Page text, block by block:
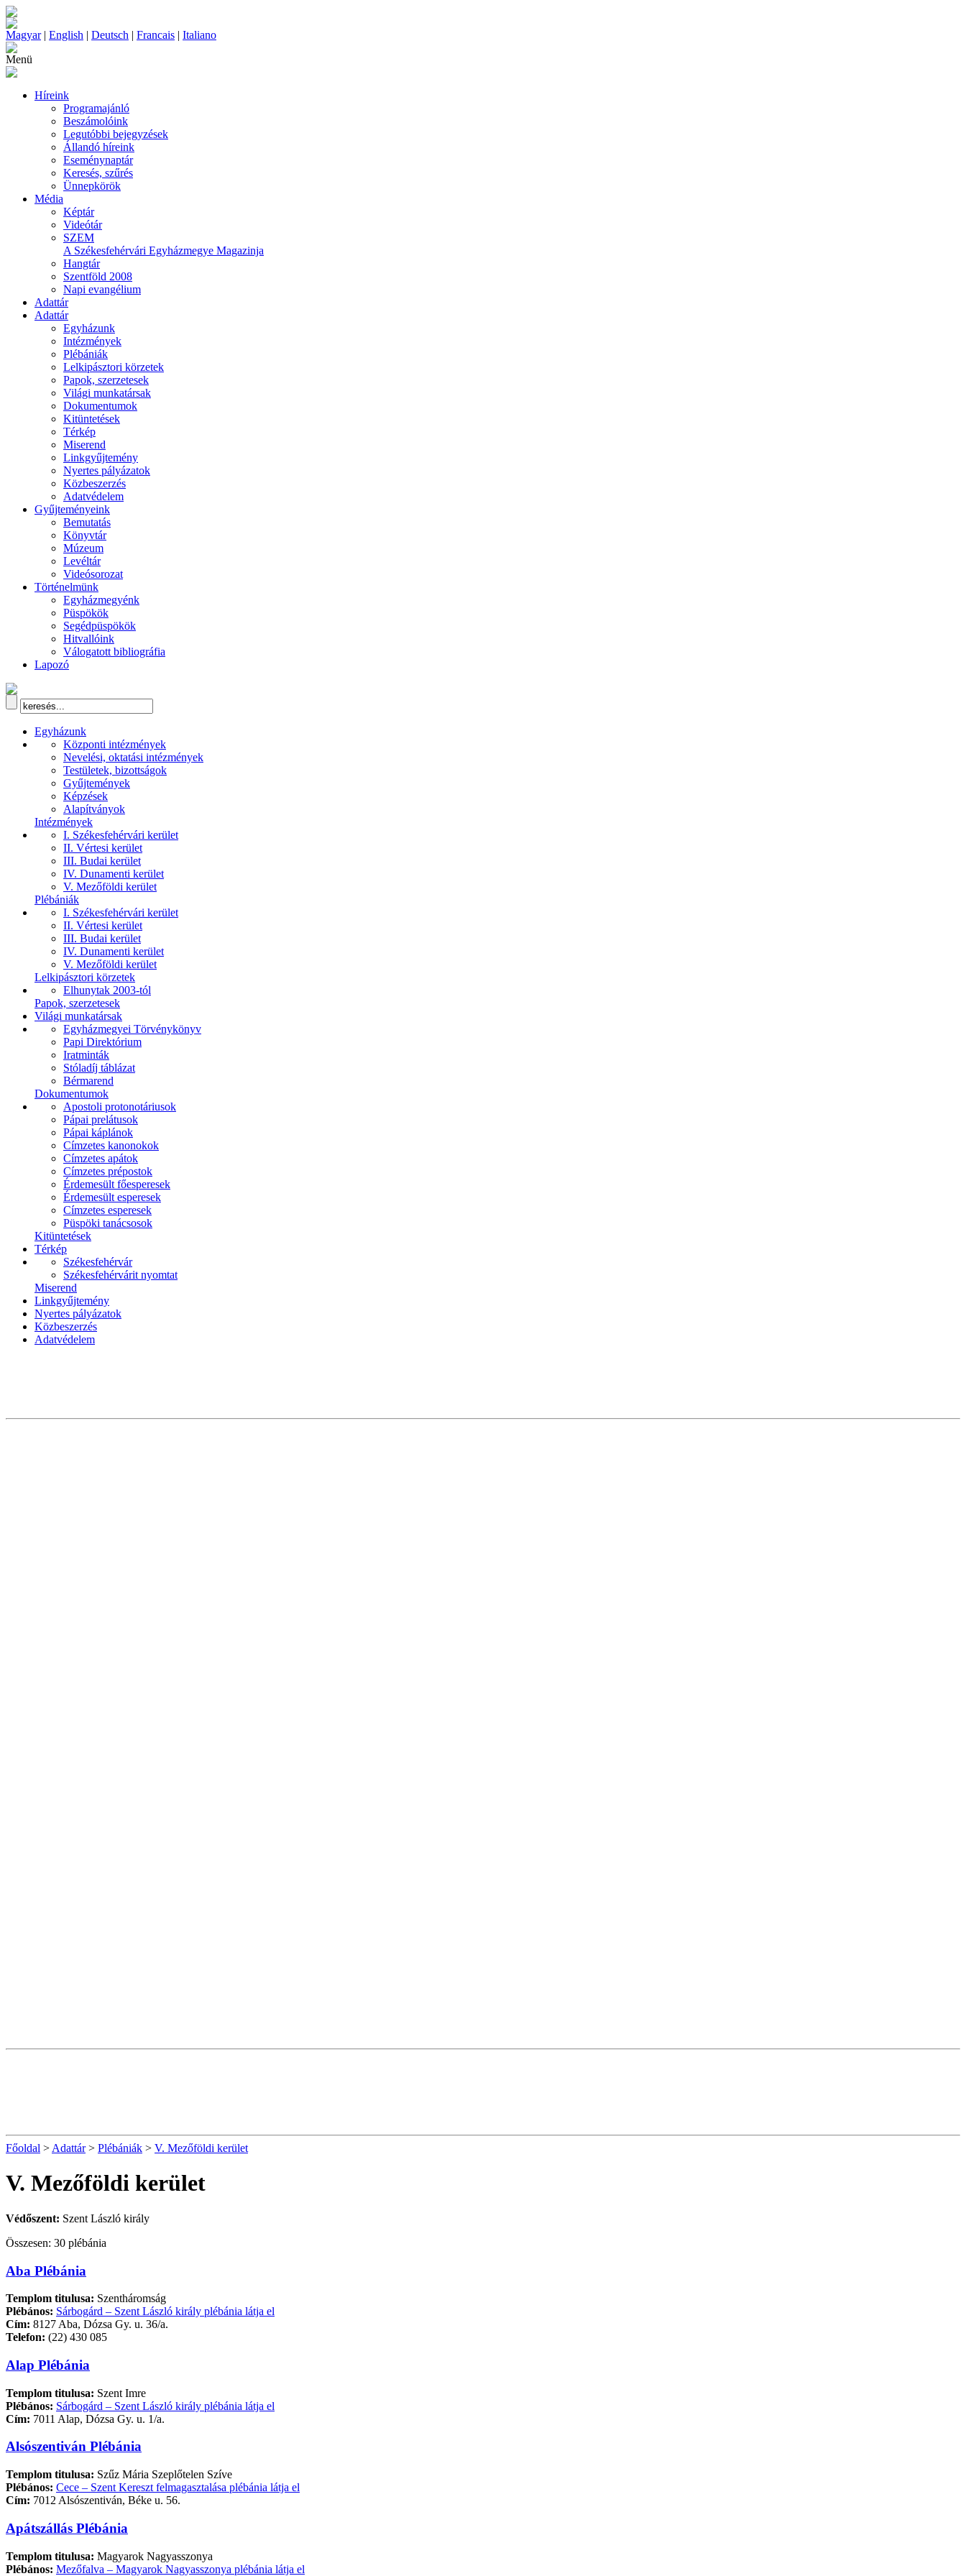
Magyar| English | Deutsch | Francais | Italiano
Menü
Híreink
Programajánló
Beszámolóink
Legutóbbi bejegyzések
Állandó híreink
Eseménynaptár
Keresés, szűrés
Ünnepkörök
Média
Képtár
Videótár
SZEM
A Székesfehérvári Egyházmegye Magazinja
Hangtár
Szentföld 2008
Napi evangélium
Adattár
Adattár
Egyházunk
Intézmények
Plébániák
Lelkipásztori körzetek
Papok, szerzetesek
Világi munkatársak
Dokumentumok
Kitüntetések
Térkép
Miserend
Linkgyűjtemény
Nyertes pályázatok
Közbeszerzés
Adatvédelem
Gyűjteményeink
Bemutatás
Könyvtár
Múzeum
Levéltár
Videósorozat
Történelmünk
Egyházmegyénk
Püspökök
Segédpüspökök
Hitvallóink
Válogatott bibliográfia
Lapozó
Egyházunk
Központi intézmények
Nevelési, oktatási intézmények
Testületek, bizottságok
Gyűjtemények
Képzések
Alapítványok
Intézmények
I. Székesfehérvári kerület
II. Vértesi kerület
III. Budai kerület
IV. Dunamenti kerület
V. Mezőföldi kerület
Plébániák
I. Székesfehérvári kerület
II. Vértesi kerület
III. Budai kerület
IV. Dunamenti kerület
V. Mezőföldi kerület
Lelkipásztori körzetek
Elhunytak 2003-tól
Papok, szerzetesek
Világi munkatársak
Egyházmegyei Törvénykönyv
Papi Direktórium
Iratminták
Stóladíj táblázat
Bérmarend
Dokumentumok
Apostoli protonotáriusok
Pápai prelátusok
Pápai káplánok
Címzetes kanonokok
Címzetes apátok
Címzetes prépostok
Érdemesült főesperesek
Érdemesült esperesek
Címzetes esperesek
Püspöki tanácsosok
Kitüntetések
Térkép
Székesfehérvár
Székesfehérvárit nyomtat
Miserend
Linkgyűjtemény
Nyertes pályázatok
Közbeszerzés
Adatvédelem
Főoldal > Adattár> Plébániák > V. Mezőföldi kerület
V. Mezőföldi kerület
Védőszent: Szent László király
Összesen: 30 plébánia
Aba Plébánia
Templom titulusa: Szentháromság
Plébános: Sárbogárd – Szent László király plébánia látja el
Cím: 8127 Aba, Dózsa Gy. u. 36/a.
Telefon: (22) 430 085
Alap Plébánia
Templom titulusa: Szent Imre
Plébános: Sárbogárd – Szent László király plébánia látja el
Cím: 7011 Alap, Dózsa Gy. u. 1/a.
Alsószentiván Plébánia
Templom titulusa: Szűz Mária Szeplőtelen Szíve
Plébános: Cece – Szent Kereszt felmagasztalása plébánia látja el
Cím: 7012 Alsószentiván, Béke u. 56.
Apátszállás Plébánia
Templom titulusa: Magyarok Nagyasszonya
Plébános: Mezőfalva – Magyarok Nagyasszonya plébánia látja el